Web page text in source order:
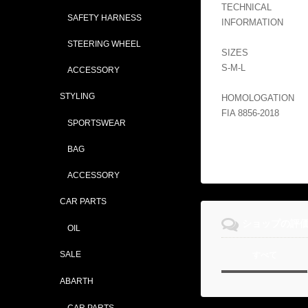
TECHNICAL
INFORMATION
SIZES
S-M-L
HOMOLOGATION
FIA 8856-2018
SAFETY HARNESS
STEERING WHEEL
ACCESSORY
STYLING
SPORTSWEAR
BAG
ACCESSORY
CAR PARTS
OIL
SALE
ABARTH